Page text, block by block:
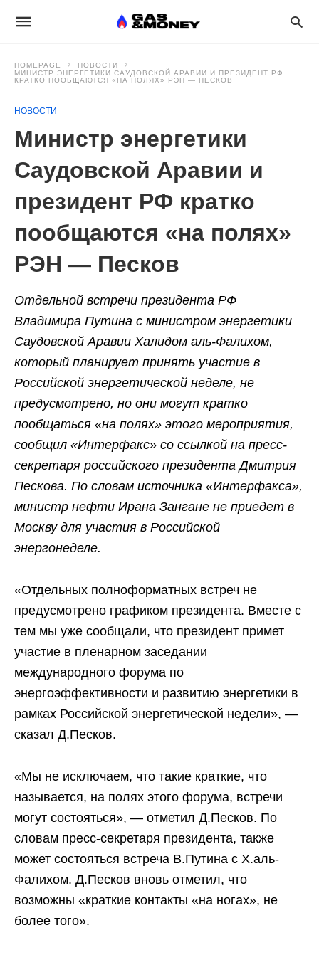
HOMEPAGE
НОВОСТИ
МИНИСТР ЭНЕРГЕТИКИ САУДОВСКОЙ АРАВИИ И ПРЕЗИДЕНТ РФ
КРАТКО ПООБЩАЮТСЯ «НА ПОЛЯХ» РЭН — ПЕСКОВ
НОВОСТИ
Министр энергетики
Саудовской Аравии и
президент РФ кратко
пообщаются «на полях»
РЭН — Песков
Отдельной встречи президента РФ
Владимира Путина с министром энергетики
Саудовской Аравии Халидом аль-Фалихом,
который планирует принять участие в
Российской энергетической неделе, не
предусмотрено, но они могут кратко
пообщаться «на полях» этого мероприятия,
сообщил «Интерфакс» со ссылкой на пресс-
секретаря российского президента Дмитрия
Пескова. По словам источника «Интерфакса»,
министр нефти Ирана Зангане не приедет в
Москву для участия в Российской
энергонеделе.
«Отдельных полноформатных встреч не
предусмотрено графиком президента. Вместе с
тем мы уже сообщали, что президент примет
участие в пленарном заседании
международного форума по
энергоэффективности и развитию энергетики в
рамках Российской энергетической недели», —
сказал Д.Песков.
«Мы не исключаем, что такие краткие, что
называется, на полях этого форума, встречи
могут состояться», — отметил Д.Песков. По
словам пресс-секретаря президента, также
может состояться встреча В.Путина с Х.аль-
Фалихом. Д.Песков вновь отметил, что
возможны «краткие контакты «на ногах», не
более того».